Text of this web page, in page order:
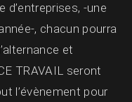
d’entreprises, -une
, chacun pourra
et
TRAVAIL seront
l’évènement pour